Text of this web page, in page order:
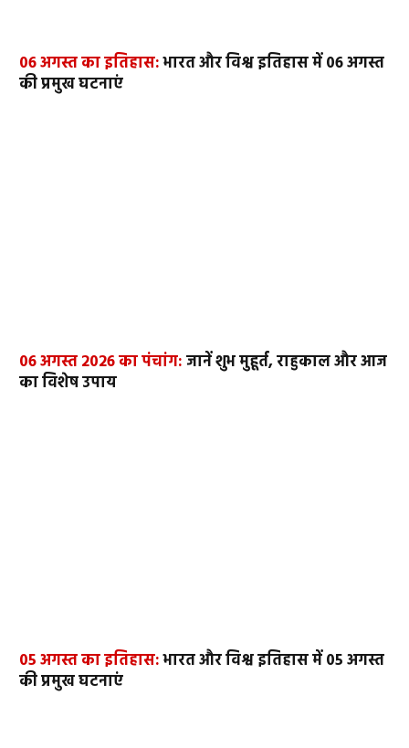
06 अगस्त का इतिहास:भारत और विश्व इतिहास में 06 अगस्त
की प्रमुख घटनाएं
06 अगस्त 2026 का पंचांग:जानें शुभ मुहूर्त, राहुकाल और आज
का विशेष उपाय
05 अगस्त का इतिहास:भारत और विश्व इतिहास में 05 अगस्त
की प्रमुख घटनाएं